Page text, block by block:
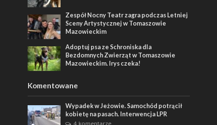
Zespół Nocny Teatr zagra podczas Letniej
Sceny Artystycznej w Tomaszowie
Mazowieckim
Adoptuj psa ze Schroniska dla
Bezdomnych Zwierząt w Tomaszowie
Mazowieckim. Irys czeka!
Komentowane
Wypadek w Jeżowie. Samochód potrącił
kobietę na pasach. Interwencja LPR
4 komentarze